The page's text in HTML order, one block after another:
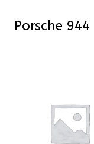
Porsche 944